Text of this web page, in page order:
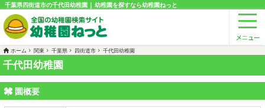
千葉県四街道市の千代田幼稚園 | 幼稚園を探すなら幼稚園ねっと
ホーム 関東 千葉県 四街道市 千代田幼稚園
千代田幼稚園
園概要